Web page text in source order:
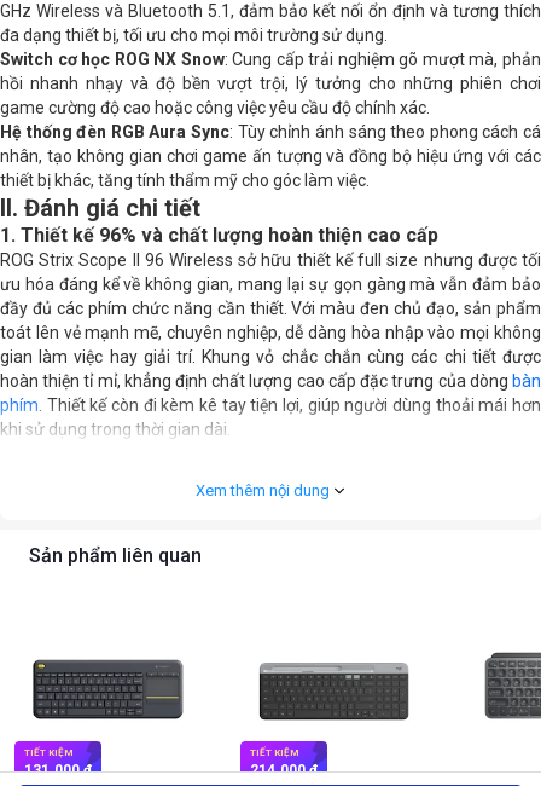
GHz Wireless và Bluetooth 5.1, đảm bảo kết nối ổn định và tương thích
đa dạng thiết bị, tối ưu cho mọi môi trường sử dụng.
Switch cơ học ROG NX Snow: Cung cấp trải nghiệm gõ mượt mà, phản
hồi nhanh nhạy và độ bền vượt trội, lý tưởng cho những phiên chơi
game cường độ cao hoặc công việc yêu cầu độ chính xác.
Hệ thống đèn RGB Aura Sync: Tùy chỉnh ánh sáng theo phong cách cá
nhân, tạo không gian chơi game ấn tượng và đồng bộ hiệu ứng với các
thiết bị khác, tăng tính thẩm mỹ cho góc làm việc.
II. Đánh giá chi tiết
1. Thiết kế 96% và chất lượng hoàn thiện cao cấp
ROG Strix Scope II 96 Wireless sở hữu thiết kế full size nhưng được tối
ưu hóa đáng kể về không gian, mang lại sự gọn gàng mà vẫn đảm bảo
đầy đủ các phím chức năng cần thiết. Với màu đen chủ đạo, sản phẩm
toát lên vẻ mạnh mẽ, chuyên nghiệp, dễ dàng hòa nhập vào mọi không
gian làm việc hay giải trí. Khung vỏ chắc chắn cùng các chi tiết được
hoàn thiện tỉ mỉ, khẳng định chất lượng cao cấp đặc trưng của dòng bàn
phím . Thiết kế còn đi kèm kê tay tiện lợi, giúp người dùng thoải mái hơn
khi sử dụng trong thời gian dài.
Xem thêm nội dung
Sản phẩm liên quan
TIẾT KIỆM
131.000 ₫
TIẾT KIỆM
214.000 ₫